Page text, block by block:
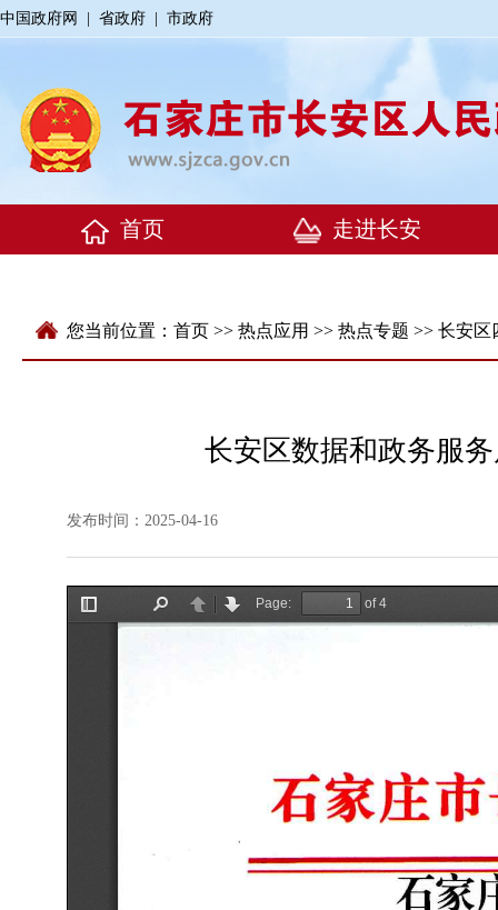
中国政府网 省政府 市政府
您当前位置： 首页 >> 热点应用 >> 热点专题 >> 长安区
长安区数据和政务服
发布时间：2025-04-16